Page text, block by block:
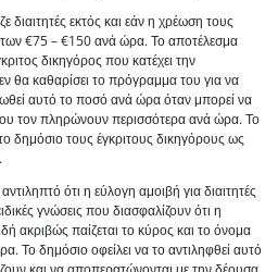
διαιτητές εκτός και εάν η χρέωση τους
€75 – €150 ανά ώρα. Το αποτέλεσμα
δικηγόρος που κατέχει την
θα καθαρίσει το πρόγραμμα του για να
αυτό το ποσό ανά ώρα όταν μπορεί να
τον πληρώνουν περισσότερα ανά ώρα. Το
δημόσιο τους έγκριτους δικηγόρους ως
ότι η εύλογη αμοιβή για διαιτητές
γνώσεις που διασφαλίζουν ότι η
ακριβώς παίζεται το κύρος και το όνομα
Το δημόσιο οφείλει να το αντιληφθεί αυτό